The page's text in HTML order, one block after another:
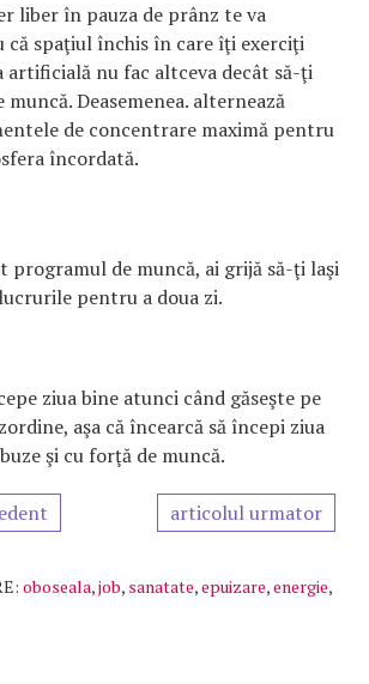
liber în pauza de prânz te va
că spaţiul închis în care îţi exerciţi
artificială nu fac altceva decât să-ţi
Deasemenea. alternează
de concentrare maximă pentru
încordată.
programul de muncă, ai grijă să-ţi laşi
pentru a doua zi.
ziua bine atunci când găseşte pe
aşa că încearcă să începi ziua
şi cu forţă de muncă.
articolul urmator
oboseala,job, sanatate,epuizare,energie,